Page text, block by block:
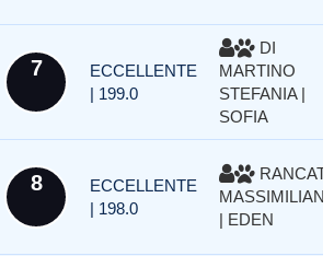
7
ECCELLENTE
| 199.0
DI
MARTINO
STEFANIA |
SOFIA
8
ECCELLENTE
| 198.0
RANCATI
| EDEN